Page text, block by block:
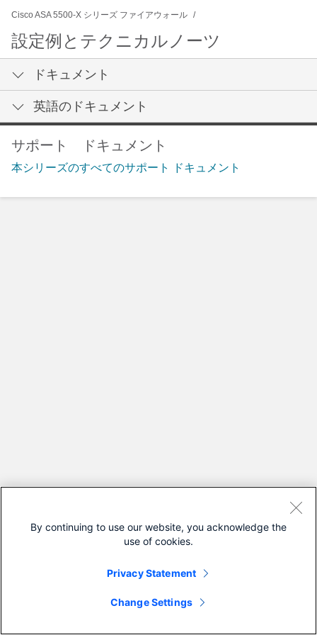
Cisco ASA 5500-X シリーズ ファイアウォール
設定例とテクニカルノーツ
ドキュメント
英語のドキュメント
サポート ドキュメント
本シリーズのすべてのサポート ドキュメント
By continuing to use our website, you acknowledge the
use of cookies.
Privacy Statement
Change Settings